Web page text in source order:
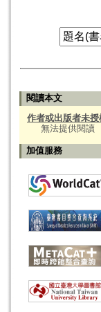
閱讀本文
作者或出版者未授
無法提供閱讀
加值服務